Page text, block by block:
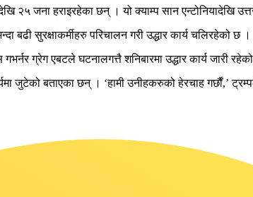
जना हराइरहेका छन् । यो क्याम्प सान एन्टोनियादेखि
सुरक्षाकर्मीहरु परिचालन गरी उद्धार कार्य चलिरहेको छ ।
ग्रेग एबटले घटनालगत्तै शनिबारमा उद्धार कार्य जारी
जुटेको बताएका छन् । ‘हामी उनीहकरुको हेरचाह गर्छौं,’